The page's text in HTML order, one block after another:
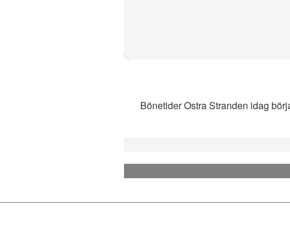
Bönetider Ostra Stranden idag